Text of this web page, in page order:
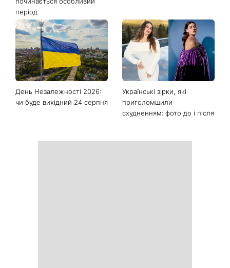
період
День Незалежності 2026:
чи буде вихідний 24 серпня
Українські зірки, які
приголомшили
схудненням: фото до і після